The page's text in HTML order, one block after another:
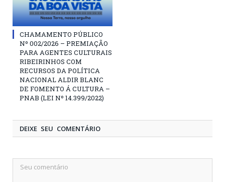
CHAMAMENTO PÚBLICO
Nº 002/2026 – PREMIAÇÃO
PARA AGENTES CULTURAIS
RIBEIRINHOS COM
RECURSOS DA POLÍTICA
NACIONAL ALDIR BLANC
DE FOMENTO Á CULTURA –
PNAB (LEI Nº 14.399/2022)
DEIXE SEU COMENTÁRIO